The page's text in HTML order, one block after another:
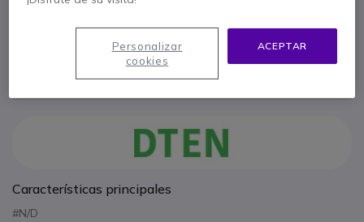
1 año de garantíadel fabricante
Paga en 3 pagos de3.433,82 € Mostrar más
Características principales
#N/D
ACEPTAR
Personalizar
cookies